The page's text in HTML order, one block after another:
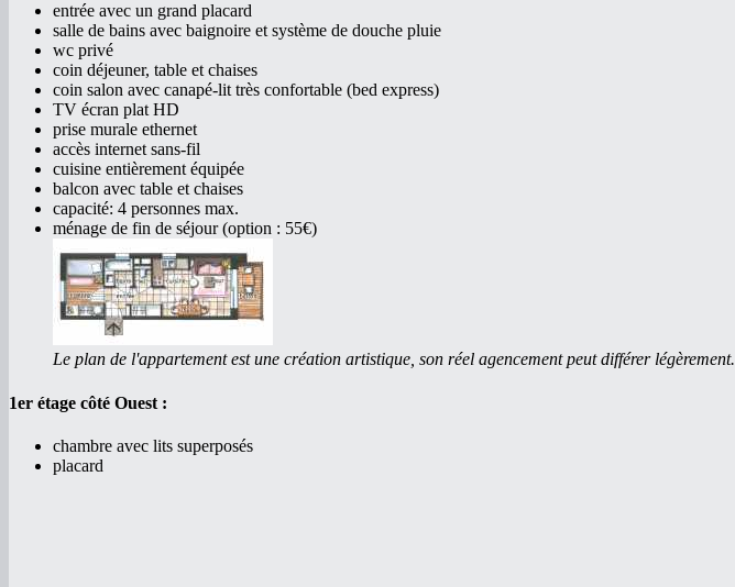
entrée avec un grand placard
salle de bains avec baignoire et système de douche pluie
wc privé
coin déjeuner, table et chaises
coin salon avec canapé-lit très confortable (bed express)
TV écran plat HD
prise murale ethernet
accès internet sans-fil
cuisine entièrement équipée
balcon avec table et chaises
capacité: 4 personnes max.
ménage de fin de séjour (option : 55€)
Le plan de l'appartement est une création artistique, son réel agencement peut différer légèrement.
1er étage côté Ouest :
chambre avec lits superposés
placard